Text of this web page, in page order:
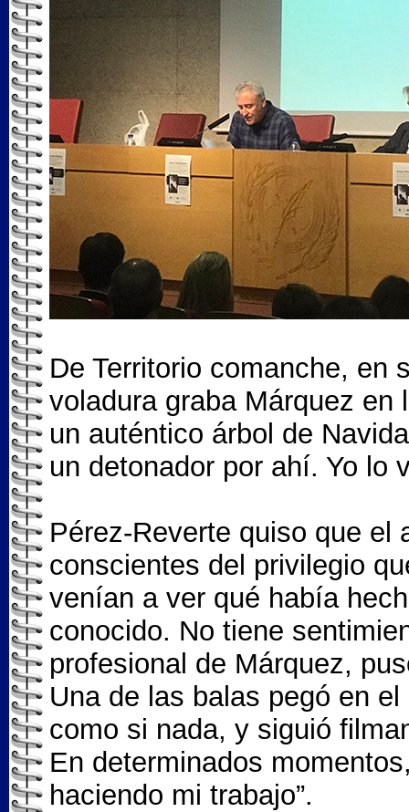
De Territorio comanche, en
voladura graba Márquez en
un auténtico árbol de
un detonador por ahí. Yo lo
Pérez-Reverte quiso que el
conscientes del privilegio
venían a ver qué había
conocido. No tiene
profesional de Márquez,
Una de las balas pegó en
como si nada, y siguió
En determinados
haciendo mi trabajo”.